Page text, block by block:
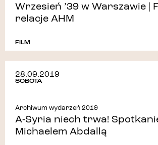
Wrzesień ’39 w Warszawie |
relacje AHM
FILM
28.09.2019
SOBOTA
Archiwum wydarzeń 2019
A-Syria niech trwa!
Michaelem Abdallą